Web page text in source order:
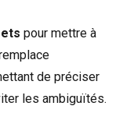
pour mettre à
de préciser
les ambiguïtés.